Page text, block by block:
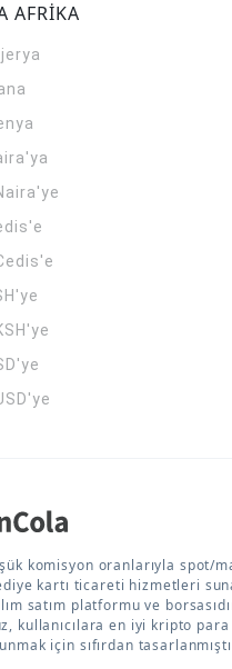
AFRİKA
komisyon oranlarıyla spot/
kartı ticareti hizmetleri
satım platformu ve
kullanıcılara en iyi kripto para
için sıfırdan